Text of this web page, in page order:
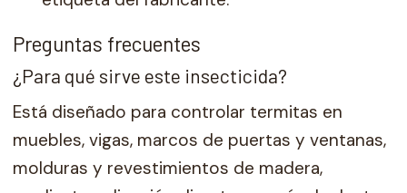
Preguntas frecuentes
¿Para qué sirve este insecticida?
Está diseñado para controlar termitas en
muebles, vigas, marcos de puertas y ventanas,
molduras y revestimientos de madera,